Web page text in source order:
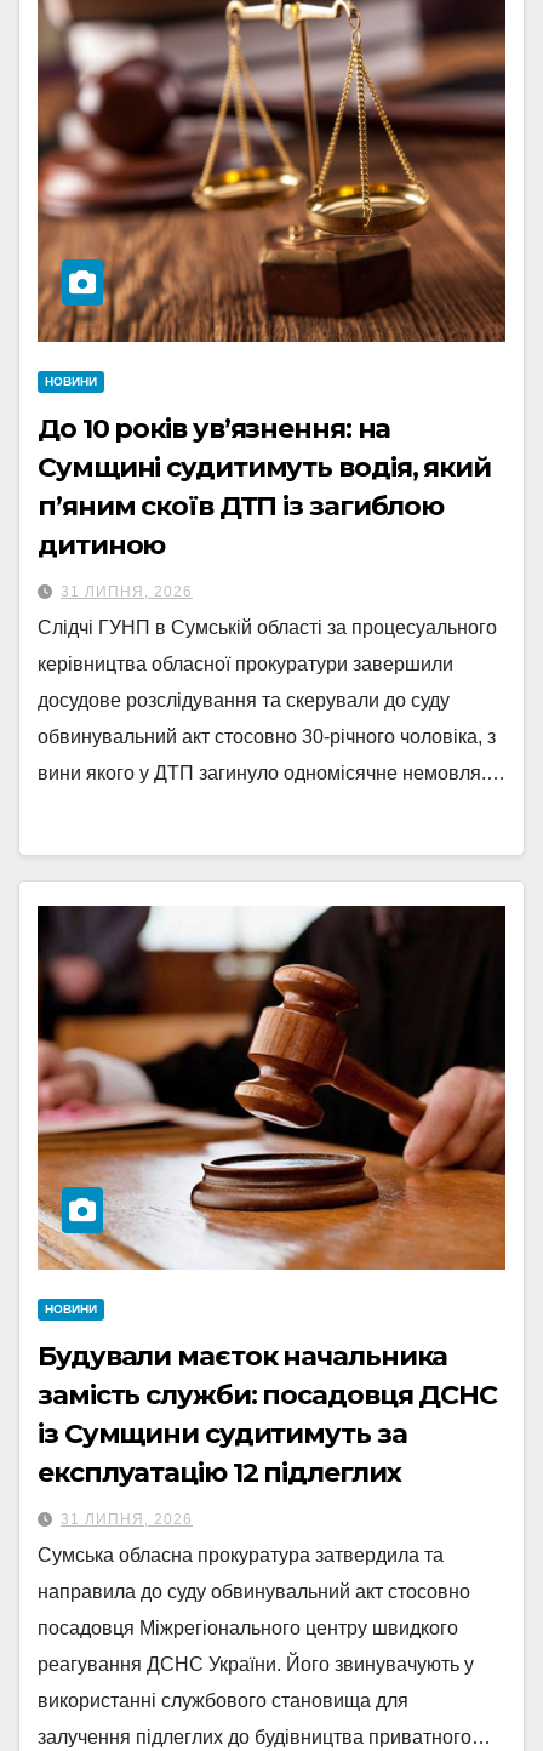
НОВИНИ
До 10 років ув’язнення: на
Сумщині судитимуть водія, який
п’яним скоїв ДТП із загиблою
дитиною
31 ЛИПНЯ, 2026
Слідчі ГУНП в Сумській області за процесуального
керівництва обласної прокуратури завершили
досудове розслідування та скерували до суду
обвинувальний акт стосовно 30-річного чоловіка, з
вини якого у ДТП загинуло одномісячне немовля.…
НОВИНИ
Будували маєток начальника
замість служби: посадовця ДСНС
із Сумщини судитимуть за
експлуатацію 12 підлеглих
31 ЛИПНЯ, 2026
Сумська обласна прокуратура затвердила та
направила до суду обвинувальний акт стосовно
посадовця Міжрегіонального центру швидкого
реагування ДСНС України. Його звинувачують у
використанні службового становища для
залучення підлеглих до будівництва приватного…